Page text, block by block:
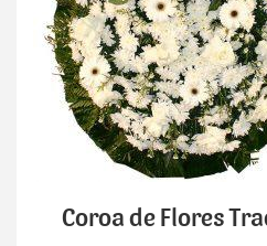
Coroa de Flores